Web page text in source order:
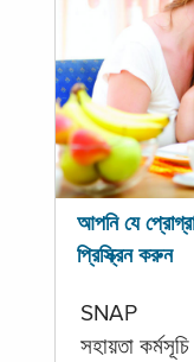
আপনি যে
প্রিস্ক্রিন করুন
SNAP
সহায়তা